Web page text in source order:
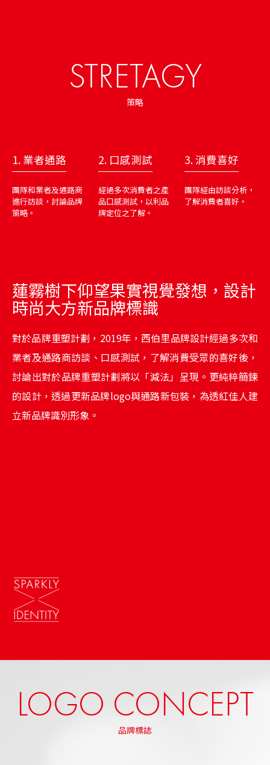
STRETAGY
策略
1. 業者通路
團隊和業者及通路商
進行訪談，討論品牌
策略。
2. 口感測試
經過多次消費者之產
品口感測試，以利品
牌定位之了解。
3. 消費喜好
團隊經由訪談分析，
了解消費者喜好。
蓮霧樹下仰望果實視覺發想，設計
時尚大方新品牌標識
對於品牌重塑計劃，2019年，西伯里品牌設計經過多次和
業者及通路商訪談、口感測試，了解消費受眾的喜好後，
討論出對於品牌重塑計劃將以「減法」呈現。更純粹簡鍊
的設計，透過更新品牌logo與通路新包裝，為透紅佳人建
立新品牌識別形象。
LOGO CONCEPT
品牌標誌